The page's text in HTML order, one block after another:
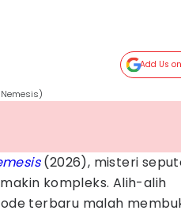
Add Us
(2026), misteri
kompleks. Alih-alih
terbaru malah